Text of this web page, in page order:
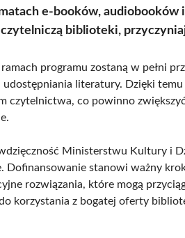
e-booków,
biblioteki,
programu zostaną w pełni
literatury. Dzięki
czytelnictwa, co powinno
Ministerstwu Kultury i
Dofinansowanie stanowi ważny
rozwiązania, które mogą
korzystania z bogatej oferty